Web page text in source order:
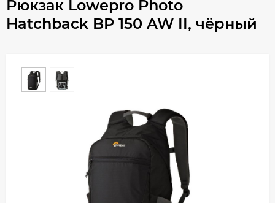
Рюкзак Lowepro Photo
Hatchback BP 150 AW II, чёрный